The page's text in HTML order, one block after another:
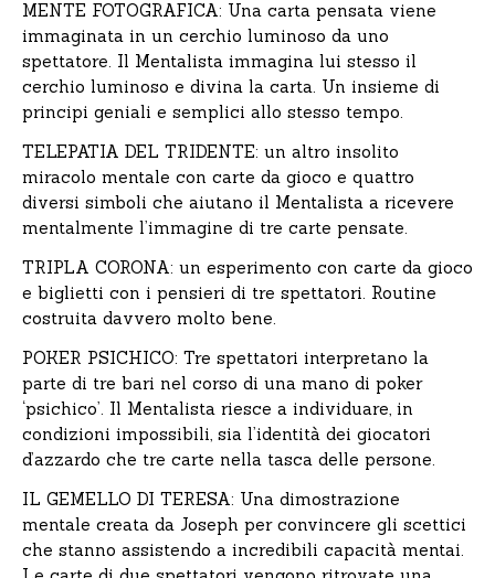
MENTE FOTOGRAFICA: Una carta pensata viene
immaginata in un cerchio luminoso da uno
spettatore. Il Mentalista immagina lui stesso il
cerchio luminoso e divina la carta. Un insieme di
principi geniali e semplici allo stesso tempo.
TELEPATIA DEL TRIDENTE: un altro insolito
miracolo mentale con carte da gioco e quattro
diversi simboli che aiutano il Mentalista a ricevere
mentalmente l’immagine di tre carte pensate.
TRIPLA CORONA: un esperimento con carte da gioco
e biglietti con i pensieri di tre spettatori. Routine
costruita davvero molto bene.
POKER PSICHICO: Tre spettatori interpretano la
parte di tre bari nel corso di una mano di poker
‘psichico’. Il Mentalista riesce a individuare, in
condizioni impossibili, sia l’identità dei giocatori
d’azzardo che tre carte nella tasca delle persone.
IL GEMELLO DI TERESA: Una dimostrazione
mentale creata da Joseph per convincere gli scettici
che stanno assistendo a incredibili capacità mentai.